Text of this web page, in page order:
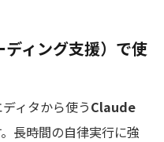
ィング支援）で使
ィタから使うClaude
長時間の自律実行に強